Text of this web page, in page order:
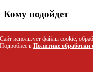
Кому подойдет
Шеф-повара и
Администраторы
Владельцы
Сайт использует файлы cookie,
Подробнее в Политике обработки